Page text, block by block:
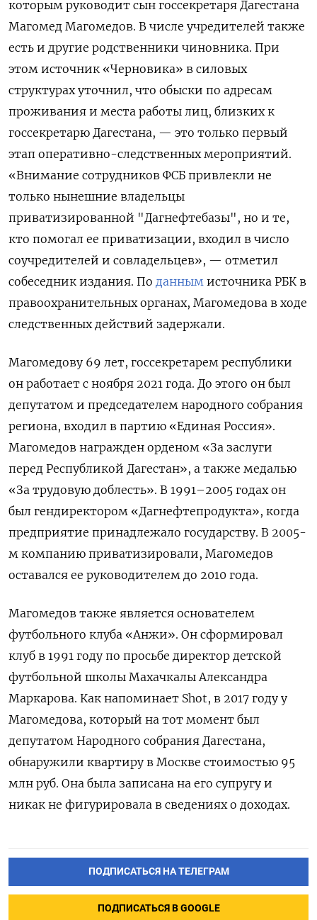
которым руководит сын госсекретаря Дагестана
Магомед Магомедов. В числе учредителей также
есть и другие родственники чиновника. При
этом источник «Черновика» в силовых
структурах уточнил, что обыски по адресам
проживания и места работы лиц, близких к
госсекретарю Дагестана, — это только первый
этап оперативно-следственных мероприятий.
«Внимание сотрудников ФСБ привлекли не
только нынешние владельцы
приватизированной "Дагнефтебазы", но и те,
кто помогал ее приватизации, входил в число
соучредителей и совладельцев», — отметил
собеседник издания. По данным источника РБК в
правоохранительных органах, Магомедова в ходе
следственных действий задержали.
Магомедову 69 лет, госсекретарем республики
он работает с ноября 2021 года. До этого он был
депутатом и председателем народного собрания
региона, входил в партию «Единая Россия».
Магомедов награжден орденом «За заслуги
перед Республикой Дагестан», а также медалью
«За трудовую доблесть». В 1991–2005 годах он
был гендиректором «Дагнефтепродукта», когда
предприятие принадлежало государству. В 2005-
м компанию приватизировали, Магомедов
оставался ее руководителем до 2010 года.
Магомедов также является основателем
футбольного клуба «Анжи». Он сформировал
клуб в 1991 году по просьбе директор детской
футбольной школы Махачкалы Александра
Маркарова. Как напоминает Shot, в 2017 году у
Магомедова, который на тот момент был
депутатом Народного собрания Дагестана,
обнаружили квартиру в Москве стоимостью 95
млн руб. Она была записана на его супругу и
никак не фигурировала в сведениях о доходах.
ПОДПИСАТЬСЯ НА ТЕЛЕГРАМ
ПОДПИСАТЬСЯ В GOOGLE